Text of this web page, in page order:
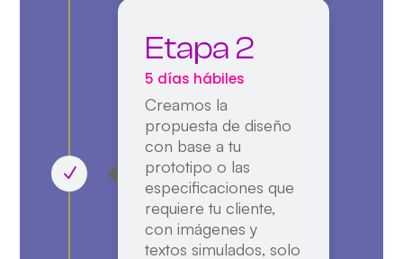
Etapa 2
5 días hábiles
Creamos la
propuesta de diseño
con base atu
prototipo o las
especificaciones que
requiere tu cliente,
con imágenes y
textos simulados, solo